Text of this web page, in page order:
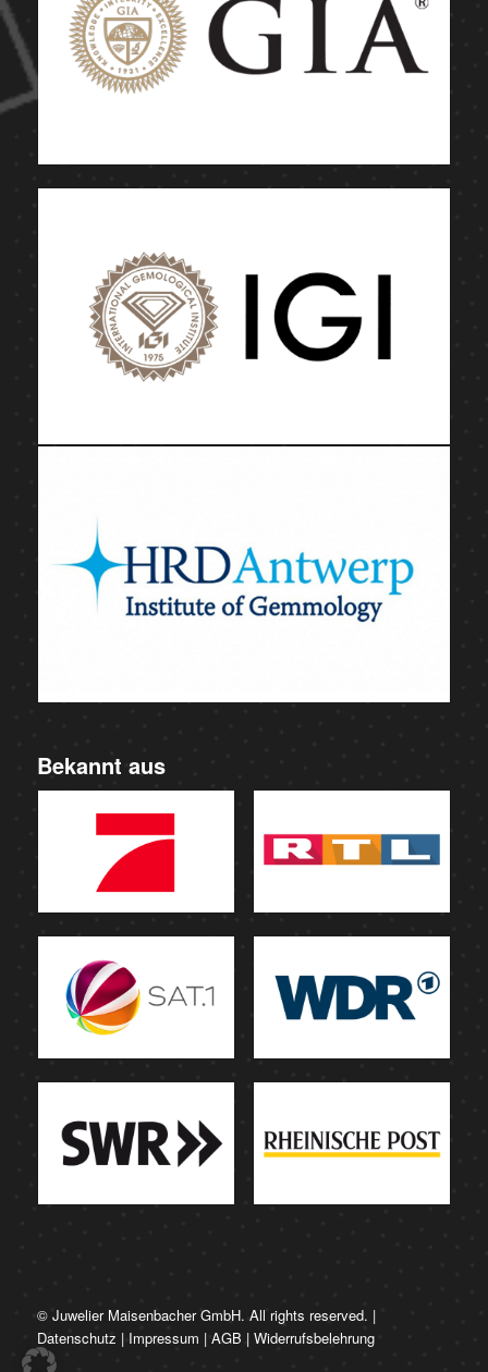
Bekannt aus
© Juwelier Maisenbacher GmbH. All rights reserved. |
Datenschutz | Impressum | AGB | Widerrufsbelehrung